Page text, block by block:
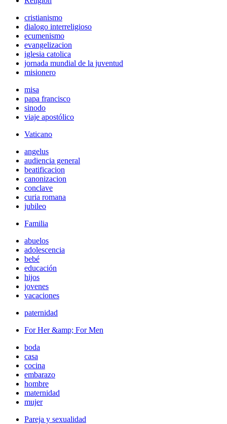
cristianismo
dialogo interreligioso
ecumenismo
evangelizacion
iglesia catolica
jornada mundial de la juventud
misionero
misa
papa francisco
sinodo
viaje apostólico
Vaticano
angelus
audiencia general
beatificacion
canonizacion
conclave
curia romana
jubileo
Familia
abuelos
adolescencia
bebé
educación
hijos
jovenes
vacaciones
paternidad
For Her &amp; For Men
boda
casa
cocina
embarazo
hombre
maternidad
mujer
Pareja y sexualidad